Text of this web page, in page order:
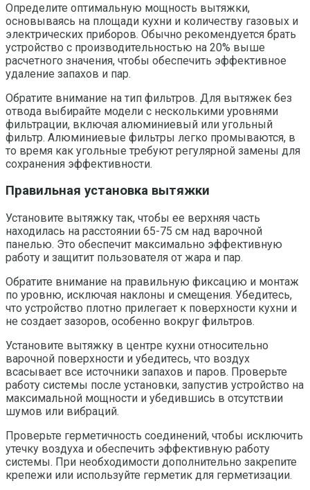
Определите оптимальную мощность вытяжки,
основываясь на площади кухни и количеству газовых и
электрических приборов. Обычно рекомендуется брать
устройство с производительностью на 20% выше
расчетного значения, чтобы обеспечить эффективное
удаление запахов и пар.
Обратите внимание на тип фильтров. Для вытяжек без
отвода выбирайте модели с несколькими уровнями
фильтрации, включая алюминиевый или угольный
фильтр. Алюминиевые фильтры легко промываются, в
то время как угольные требуют регулярной замены для
сохранения эффективности.
Правильная установка вытяжки
Установите вытяжку так, чтобы ее верхняя часть
находилась на расстоянии 65-75 см над варочной
панелью. Это обеспечит максимально эффективную
работу и защитит пользователя от жара и пар.
Обратите внимание на правильную фиксацию и монтаж
по уровню, исключая наклоны и смещения. Убедитесь,
что устройство плотно прилегает к поверхности кухни и
не создает зазоров, особенно вокруг фильтров.
Установите вытяжку в центре кухни относительно
варочной поверхности и убедитесь, что воздух
всасывает все источники запахов и паров. Проверьте
работу системы после установки, запустив устройство на
максимальной мощности и убедившись в отсутствии
шумов или вибраций.
Проверьте герметичность соединений, чтобы исключить
утечку воздуха и обеспечить эффективную работу
системы. При необходимости дополнительно закрепите
крепежи или используйте герметик для герметизации.